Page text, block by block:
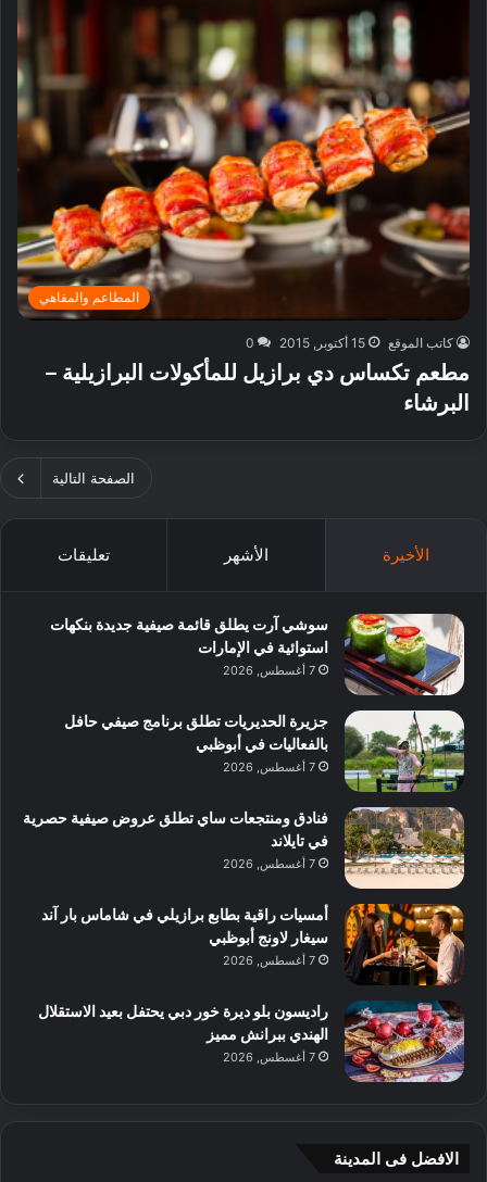
المطاعم والمقاهي
كاتب الموقع 15 أكتوبر, 2015 0
مطعم تكساس دي برازيل للمأكولات البرازيلية –
البرشاء
الصفحة التالية
الأخيرة الأشهر تعليقات
سوشي آرت يطلق قائمة صيفية جديدة بنكهات
استوائية في الإمارات
7 أغسطس, 2026
جزيرة الحديريات تطلق برنامج صيفي حافل
بالفعاليات في أبوظبي
7 أغسطس, 2026
فنادق ومنتجعات ساي تطلق عروض صيفية حصرية
في تايلاند
7 أغسطس, 2026
أمسيات راقية بطابع برازيلي في شاماس بار آند
سيغار لاونج أبوظبي
7 أغسطس, 2026
راديسون بلو ديرة خور دبي يحتفل بعيد الاستقلال
الهندي ببرانش مميز
7 أغسطس, 2026
الافضل فى المدينة